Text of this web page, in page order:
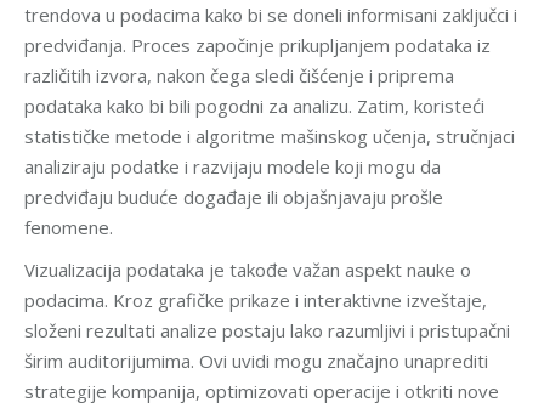
trendova u podacima kako bi se doneli informisani zaključci i
predviđanja. Proces započinje prikupljanjem podataka iz
različitih izvora, nakon čega sledi čišćenje i priprema
podataka kako bi bili pogodni za analizu. Zatim, koristeći
statističke metode i algoritme mašinskog učenja, stručnjaci
analiziraju podatke i razvijaju modele koji mogu da
predviđaju buduće događaje ili objašnjavaju prošle
fenomene.
Vizualizacija podataka je takođe važan aspekt nauke o
podacima. Kroz grafičke prikaze i interaktivne izveštaje,
složeni rezultati analize postaju lako razumljivi i pristupačni
širim auditorijumima. Ovi uvidi mogu značajno unaprediti
strategije kompanija, optimizovati operacije i otkriti nove